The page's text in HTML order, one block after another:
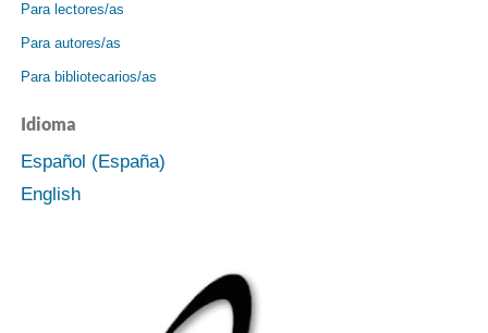
Para lectores/as
Para autores/as
Para bibliotecarios/as
Idioma
Español (España)
English